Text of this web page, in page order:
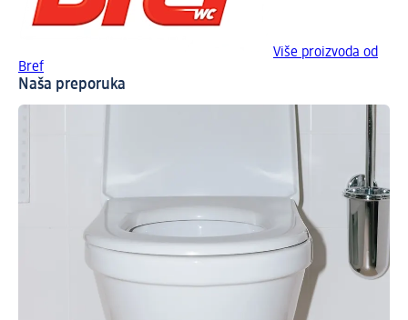
Više proizvoda od
Bref
Naša preporuka